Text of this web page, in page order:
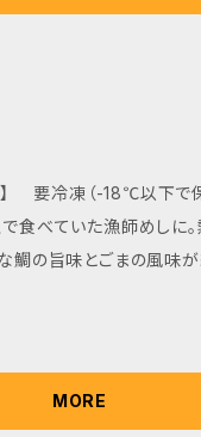
以下で保存） 天草の荒波で育った
食べていた漁師めしに
鯛の旨味とごまの風味
MORE